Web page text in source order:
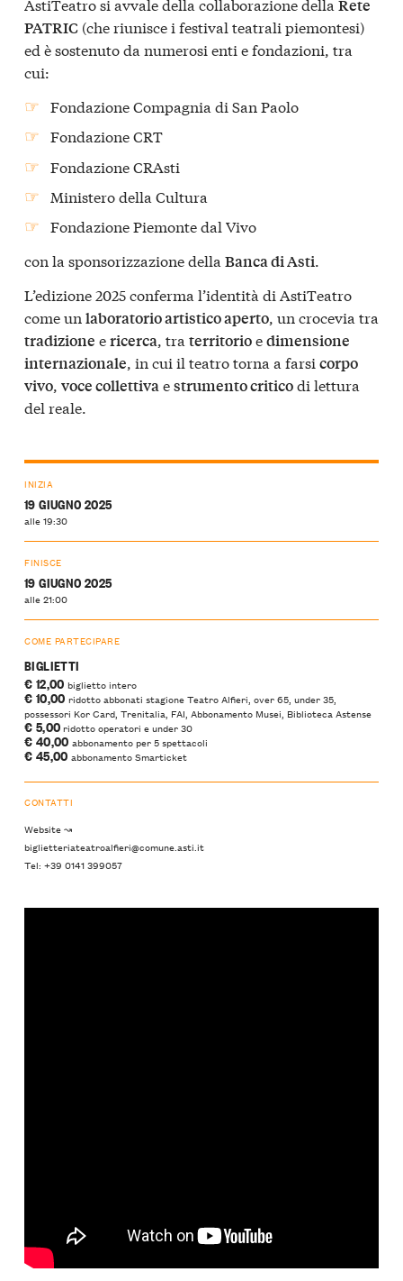
AstiTeatro si avvale della collaborazione della Rete
PATRIC (che riunisce i festival teatrali piemontesi)
ed è sostenuto da numerosi enti e fondazioni, tra
cui:
Fondazione Compagnia di San Paolo
Fondazione CRT
Fondazione CRAsti
Ministero della Cultura
Fondazione Piemonte dal Vivo
con la sponsorizzazione della Banca di Asti.
L’edizione 2025 conferma l’identità di AstiTeatro
come un laboratorio artistico aperto, un crocevia tra
tradizione ericerca, tra territorioedimensione
internazionale, in cui il teatro torna a farsi corpo
vivo, voce collettivaestrumento criticodi lettura
del reale.
INIZIA
19 GIUGNO 2025
alle 19:30
FINISCE
19 GIUGNO 2025
alle 21:00
COME PARTECIPARE
BIGLIETTI
€ 12,00 biglietto intero
€ 10,00 ridotto abbonati stagione Teatro Alfieri, over 65, under 35,
possessori Kor Card, Trenitalia, FAI, Abbonamento Musei, Biblioteca Astense
€ 5,00ridotto operatori e under 30
€ 40,00 abbonamento per 5 spettacoli
€ 45,00 abbonamento Smarticket
CONTATTI
Website ↝
biglietteriateatroalfieri@comune.asti.it
Tel: +39 0141 399057